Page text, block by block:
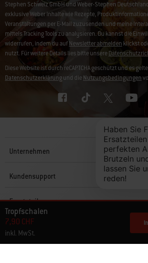
Tropfschalen
7,90 CHF
inkl. MwSt.
Stephen Schweiz GmbH und Weber-Stephen
exklusive Weber Inhalte wie Rezepte,
Veranstaltungen per E-Mail zuzusenden und meine
mittels Tracking Tools zu analysieren. Du kannst die
widerrufen, indem du aufNewsletter abmelden klickst
nutzt. Für weitere Details lies bitte unsere
Diese Website ist durch reCAPTCHA geschützt und es
Datenschutzerklärungund dieNutzungsbedingungen
Unternehmen
Kundensupport
Ersatzteile
Entdecken